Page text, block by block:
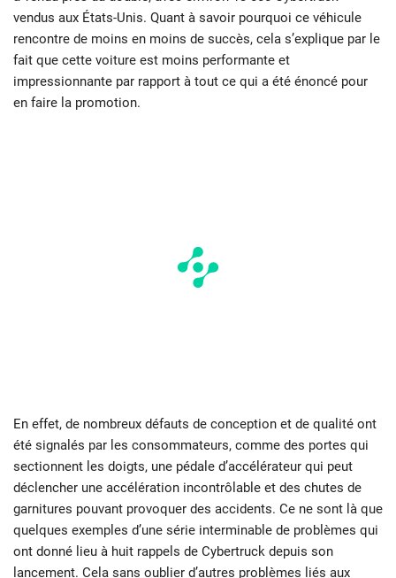
vendus aux États-Unis. Quant à savoir pourquoi ce véhicule
rencontre de moins en moins de succès, cela s’explique par le
fait que cette voiture est moins performante et
impressionnante par rapport à tout ce qui a été énoncé pour
en faire la promotion.
En effet, de nombreux défauts de conception et de qualité ont
été signalés par les consommateurs, comme des portes qui
sectionnent les doigts, une pédale d’accélérateur qui peut
déclencher une accélération incontrôlable et des chutes de
garnitures pouvant provoquer des accidents. Ce ne sont là que
quelques exemples d’une série interminable de problèmes qui
ont donné lieu à huit rappels de Cybertruck depuis son
lancement. Cela sans oublier d’autres problèmes liés aux